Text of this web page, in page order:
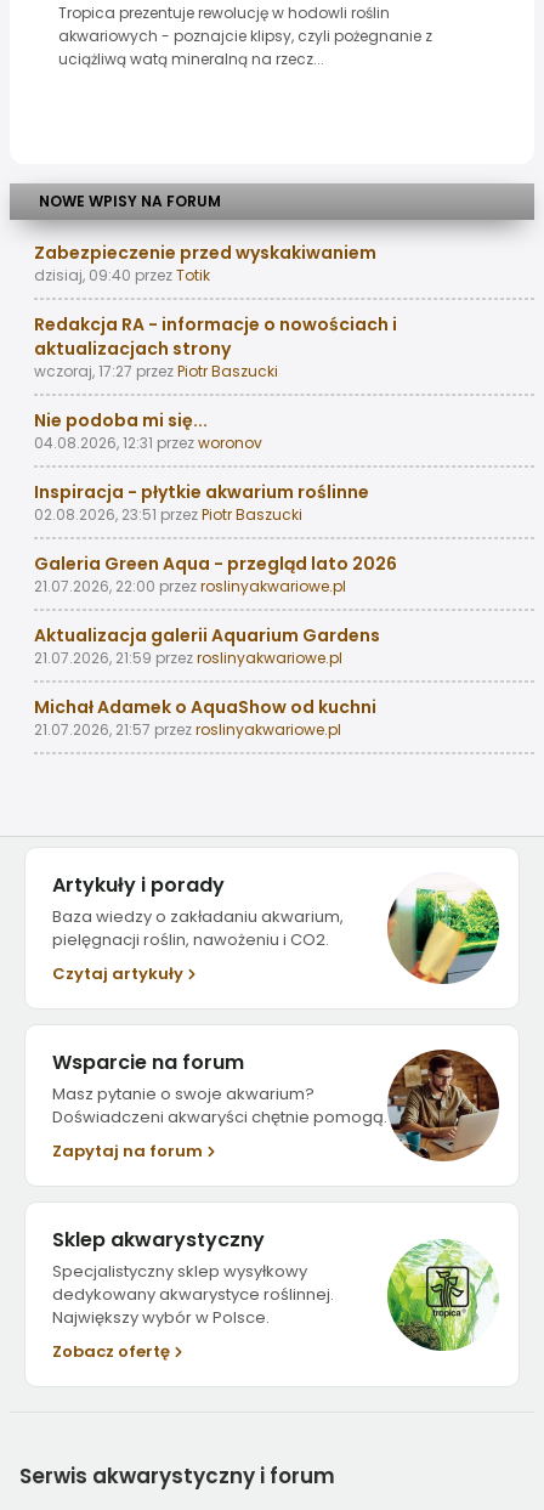
Tropica prezentuje rewolucję w hodowli roślin
akwariowych - poznajcie klipsy, czyli pożegnanie z
uciążliwą watą mineralną na rzecz...
NOWE WPISY NA FORUM
Zabezpieczenie przed wyskakiwaniem
dzisiaj, 09:40 przezTotik
Redakcja RA - informacje o nowościach i
aktualizacjach strony
wczoraj, 17:27 przezPiotr Baszucki
Nie podoba mi się...
04.08.2026, 12:31 przezworonov
Inspiracja - płytkie akwarium roślinne
02.08.2026, 23:51 przezPiotr Baszucki
Galeria Green Aqua - przegląd lato 2026
21.07.2026, 22:00 przezroslinyakwariowe.pl
Aktualizacja galerii Aquarium Gardens
21.07.2026, 21:59 przezroslinyakwariowe.pl
Michał Adamek o AquaShow od kuchni
21.07.2026, 21:57 przezroslinyakwariowe.pl
Artykuły i porady
Baza wiedzy o zakładaniu akwarium,
pielęgnacji roślin, nawożeniu i CO2.
Czytaj artykuły
Wsparcie na forum
Masz pytanie o swoje akwarium?
Doświadczeni akwaryści chętnie pomogą.
Zapytaj na forum
Sklep akwarystyczny
Specjalistyczny sklep wysyłkowy
dedykowany akwarystyce roślinnej.
Największy wybór w Polsce.
Zobacz ofertę
Serwis akwarystyczny i forum